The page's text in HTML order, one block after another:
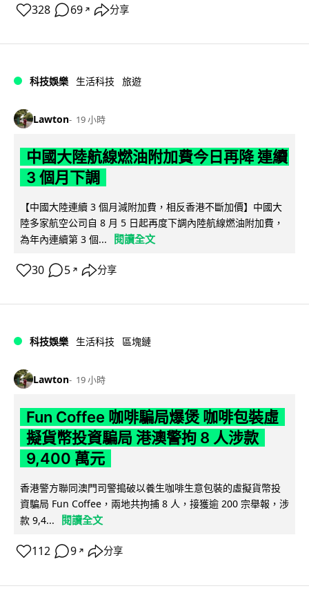
328 69 ↗ 分享
科技娛樂 生活科技 旅遊
Lawton 19 小時
中國大陸航線燃油附加費今日再降 連續
3 個月下調
【中國大陸連續 3 個月減附加費，相反香港不斷加價】中國大
陸多家航空公司自 8 月 5 日起再度下調內陸航線燃油附加費，
為年內連續第 3 個...
閱讀全文
30 5 ↗ 分享
科技娛樂 生活科技 區塊鏈
Lawton 19 小時
Fun Coffee 咖啡騙局爆煲 咖啡包裝虛
擬貨幣投資騙局 港澳警拘 8 人涉款
9,400 萬元
香港警方聯同澳門司警搗破以養生咖啡生意包裝的虛擬貨幣投
資騙局 Fun Coffee，兩地共拘捕 8 人，接獲逾 200 宗舉報，涉
款 9,4...
閱讀全文
112 9 ↗ 分享